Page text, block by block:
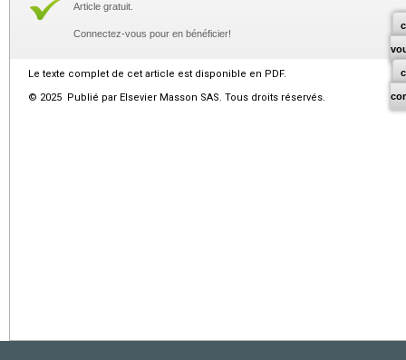
Article gratuit.
Connectez-vous pour en bénéficier!
Le texte complet de cet article est disponible en PDF.
© 2025 Publié par Elsevier Masson SAS. Tous droits réservés.